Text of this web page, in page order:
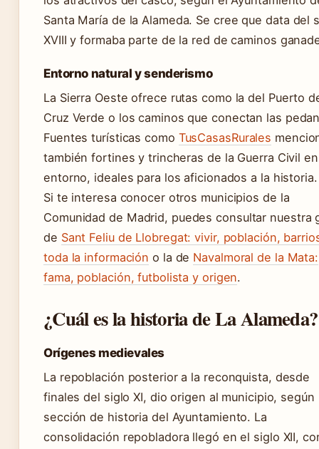
Santa María de la Alameda. Se cree que data del
XVIII y formaba parte de la red de caminos
Entorno natural y senderismo
La Sierra Oeste ofrece rutas como la del Puerto
Cruz Verde o los caminos que conectan las
Fuentes turísticas como TusCasasRurales
también fortines y trincheras de la Guerra Civil
entorno, ideales para los aficionados a la historia.
Si te interesa conocer otros municipios de la
Comunidad de Madrid, puedes consultar nuestra
de Sant Feliu de Llobregat: vivir, población,
toda la información o la de Navalmoral de la Mata:
fama, población, futbolista y origen.
¿Cuál es la historia de La Alameda?
Orígenes medievales
La repoblación posterior a la reconquista, desde
finales del siglo XI, dio origen al municipio, según
sección de historia del Ayuntamiento. La
consolidación repobladora llegó en el siglo XII,